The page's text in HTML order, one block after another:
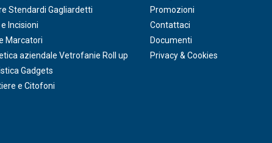
Stendardi Gagliardetti
Incisioni
Marcatori
aziendale Vetrofanie Roll up
Gadgets
e Citofoni
Promozioni
Contattaci
Documenti
Privacy & Cookies